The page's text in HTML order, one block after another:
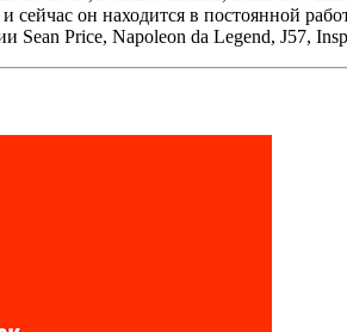
сейчас он находится в постоянной
Sean Price, Napoleon da Legend, J57,